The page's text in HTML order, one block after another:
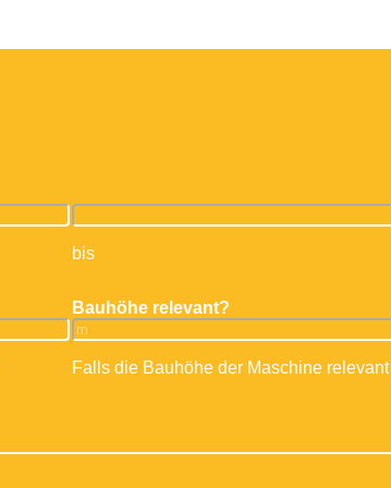
bis
Bauhöhe relevant?
Falls die Bauhöhe der Maschine